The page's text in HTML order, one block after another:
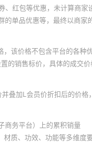
、红包等优惠，未计算商
单品优惠等，最终以商
该价格不包含平台的各种
的销售标价，具体的成交
叠加L会员价折扣后的价格
商务平台）上的累积销量
质、功效、功能等多维度